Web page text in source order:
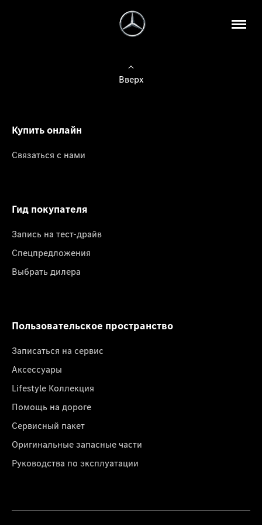
Вверх
Купить онлайн
Связаться с нами
Гид покупателя
Запись на тест-драйв
Спецпредложения
Выбрать дилера
Пользовательское пространство
Записаться на сервис
Аксессуары
Lifestyle Коллекция
Помощь на дороге
Сервисный пакет
Оригинальные запасные части
Руководства по эксплуатации